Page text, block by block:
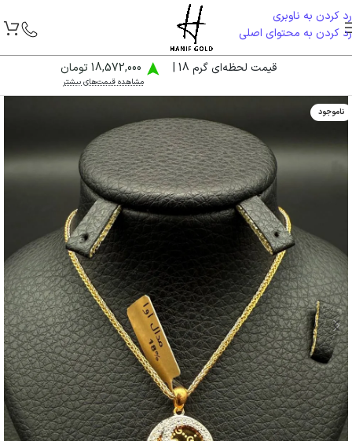
رد کردن به ناوبری
رد کردن به محتوای اصلی
قیمت لحظه‌ای گرم 18 | 18,572,000 تومان
مشاهده قیمت‌های بیشتر
ناموجود